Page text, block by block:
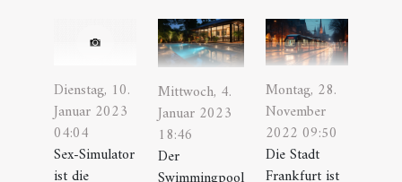
Dienstag, 10.
Januar 2023
04:04
Sex-Simulator
ist die
Mittwoch, 4.
Januar 2023
18:46
Der
Montag, 28.
November
2022 09:50
Die Stadt
Frankfurt ist